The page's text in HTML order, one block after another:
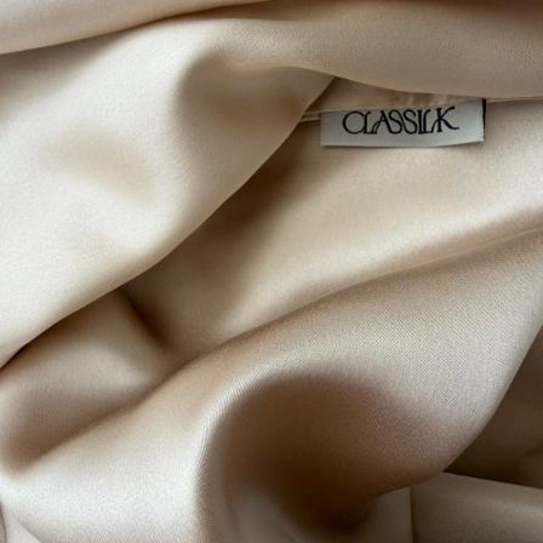
sujettes aux imperfections.
Taie oreiller soie - Couleur blanc
48,90€
Ajouter au panier